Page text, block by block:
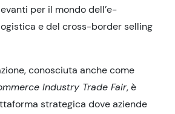
per il mondo dell’e-
e del cross-border selling
conosciuta anche come
Industry Trade Fair, è
strategica dove aziende